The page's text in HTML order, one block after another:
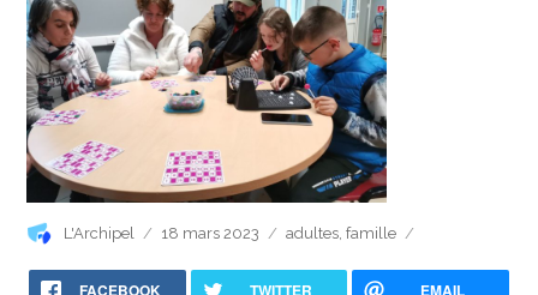
Auteur
L'Archipel
Publié
18 mars 2023 Catégories
adultes, famille
FACEBOOK TWITTER EMAIL